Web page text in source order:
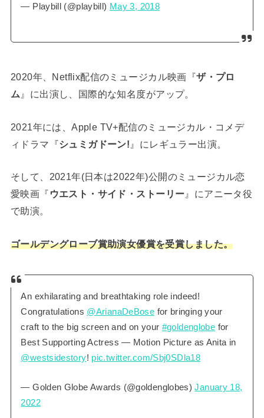
— Playbill (@playbill) May 3, 2018
2020年、Netflix配信のミュージカル映画『ザ・プロ
ム 』に出演し、国際的な知名度がアップ。
2021年には、Apple TV+配信のミュージカル・コメデ
ィドラマ『シュミガドーン! 』にレギュラー出演。
そして、2021年(日本は2022年)公開のミュージカル恋
愛映画『 ウエスト・サイド・ストーリー 』にアニータ役
で助演。
ゴールデングローブ賞助演女優賞を受賞しました。
An exhilarating and breathtaking role indeed!
Congratulations @ArianaDeBose for bringing your
craft to the big screen and on your #goldenglobe for
Best Supporting Actress — Motion Picture as Anita in
@westsidestory! pic.twitter.com/Sbj0SDla18
— Golden Globe Awards (@goldenglobes)January 18,
2022